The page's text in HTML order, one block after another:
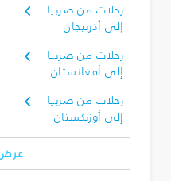
رحلات من صربيا
إلى أذربيجان
رحلات من صربيا
إلى أفغانستان
رحلات من صربيا
إلى أوزبكستان
عرض